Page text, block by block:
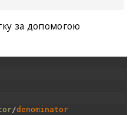
за допомогою
/denominator